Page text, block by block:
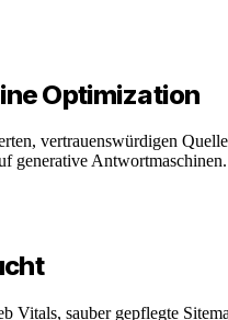
Optimization
vertrauenswürdigen
generative
Vitals, sauber gepflegte